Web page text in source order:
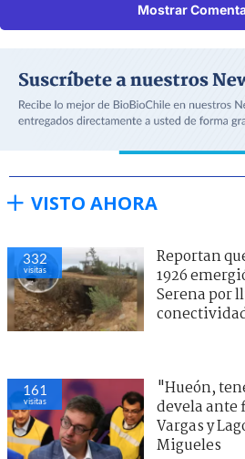
Mostrar
VISTO AHORA
332
visitas
Reportan
1926
Serena por
161
visitas
"Hueón,
devela ante
Vargas y
Migueles